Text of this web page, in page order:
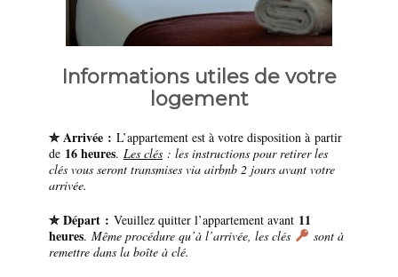
Informations utiles de votre
logement
✮ Arrivée : L’appartement est à votre disposition à partir
de 16 heures. Les clés : les instructions pour retirer les
clés vous seront transmises via airbnb 2 jours avant votre
arrivée.
✮ Départ : Veuillez quitter l’appartement avant 11
heures. Même procédure qu’à l’arrivée, les clés
sont à
remettre dans la boîte à clé.